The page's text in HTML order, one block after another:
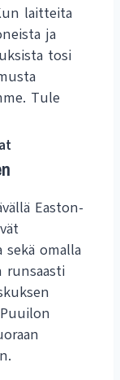
laitteita
ja
tosi
Tule
Easton-
omalla
runsaasti